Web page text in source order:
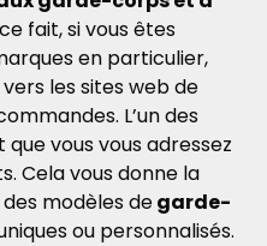
fait, si vous êtes
en particulier,
les sites web de
L’un des
vous vous adressez
Cela vous donne la
modèles degarde-
ou personnalisés.